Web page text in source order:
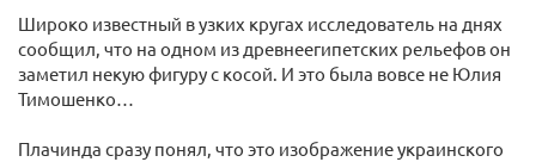
Широко известный в узких кругах исследователь на днях
сообщил, что на одном из древнеегипетских рельефов он
заметил некую фигуру с косой. И это была вовсе не Юлия
Тимошенко…
Плачинда сразу понял, что это изображение украинского